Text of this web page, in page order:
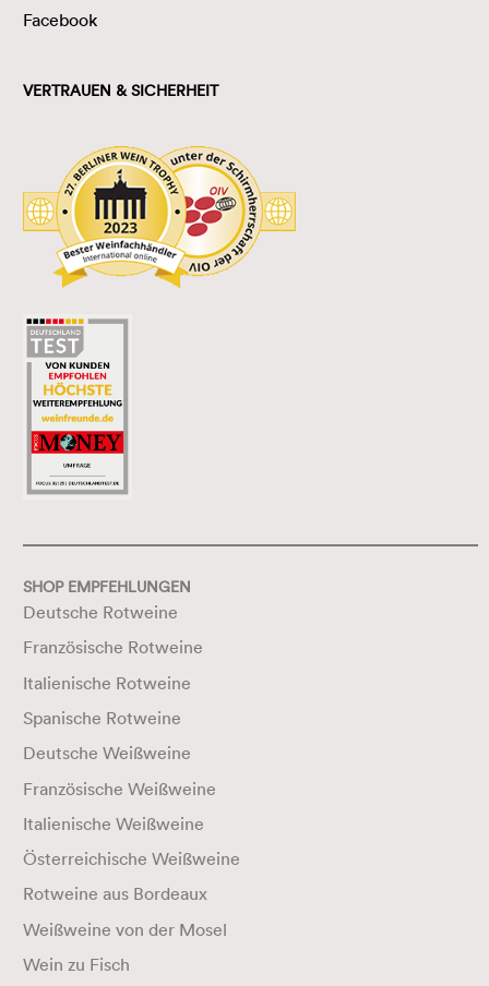
Facebook
VERTRAUEN & SICHERHEIT
SHOP EMPFEHLUNGEN
Deutsche Rotweine
Französische Rotweine
Italienische Rotweine
Spanische Rotweine
Deutsche Weißweine
Französische Weißweine
Italienische Weißweine
Österreichische Weißweine
Rotweine aus Bordeaux
Weißweine von der Mosel
Wein zu Fisch